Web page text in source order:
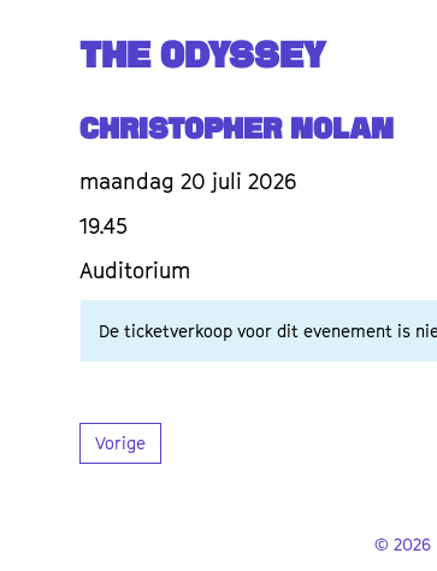
THE ODYSSEY
Christopher Nolan
maandag 20 juli 2026
19.45
Auditorium
De ticketverkoop voor dit evenement is
Vorige
© 2026